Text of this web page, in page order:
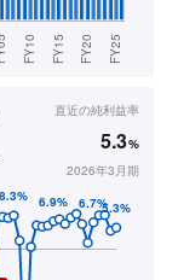
直近の純利益率
5.3%
2026年3月期